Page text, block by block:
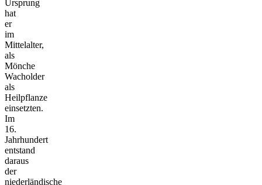
Ursprung
hat
er
im
Mittelalter,
als
Mönche
Wacholder
als
Heilpflanze
einsetzten.
Im
16.
Jahrhundert
entstand
daraus
der
niederländische